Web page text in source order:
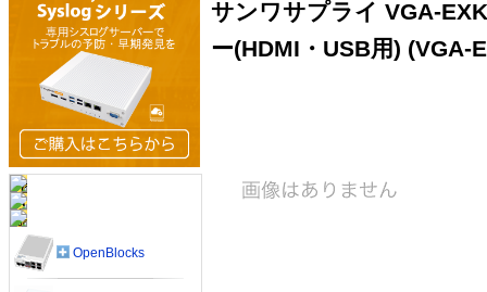
サンワサプライ VGA-
ー(HDMI・USB用) (VGA-
OpenBlocks